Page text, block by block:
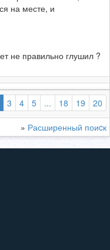
на месте, и
не правильно глушил ?
(выбранная)
3 4 5 ... 18 19 20
» Расширенный поиcк